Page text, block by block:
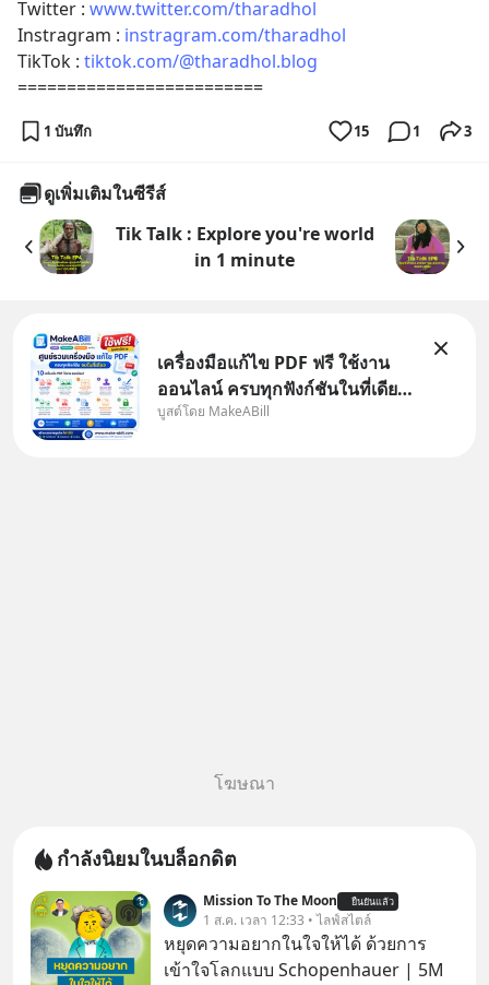
Twitter : www.twitter.com/tharadhol
Instragram : instragram.com/tharadhol
TikTok : tiktok.com/@tharadhol.blog
=========================
1 บันทึก 15 1 3
ดูเพิ่มเติมในซีรีส์
Tik Talk : Explore you're world
in 1 minute
เครื่องมือแก้ไข PDF ฟรี ใช้งาน
ออนไลน์ ครบทุกฟังก์ชันในที่เดียว
| MakeABill ทุกวันนี้ไฟล์ PDF
บูสต์โดย MakeABill
โฆษณา
กำลังนิยมในบล็อกดิต
Mission To The Moon ยืนยันแล้ว
1 ส.ค. เวลา 12:33 • ไลฟ์สไตล์
หยุดความอยากในใจให้ได้ ด้วยการ
เข้าใจโลกแบบ Schopenhauer | 5M